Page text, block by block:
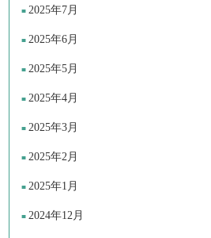
2025年7月
2025年6月
2025年5月
2025年4月
2025年3月
2025年2月
2025年1月
2024年12月